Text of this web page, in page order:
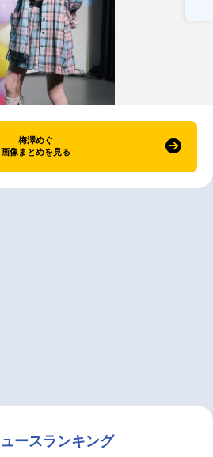
梅澤めぐ
画像まとめを見る
ースランキング